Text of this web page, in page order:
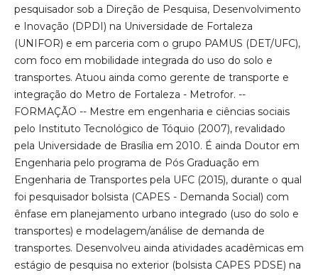
pesquisador sob a Direção de Pesquisa, Desenvolvimento
e Inovação (DPDI) na Universidade de Fortaleza
(UNIFOR) e em parceria com o grupo PAMUS (DET/UFC),
com foco em mobilidade integrada do uso do solo e
transportes. Atuou ainda como gerente de transporte e
integração do Metro de Fortaleza - Metrofor. --
FORMAÇÃO -- Mestre em engenharia e ciências sociais
pelo Instituto Tecnológico de Tóquio (2007), revalidado
pela Universidade de Brasília em 2010. É ainda Doutor em
Engenharia pelo programa de Pós Graduação em
Engenharia de Transportes pela UFC (2015), durante o qual
foi pesquisador bolsista (CAPES - Demanda Social) com
ênfase em planejamento urbano integrado (uso do solo e
transportes) e modelagem/análise de demanda de
transportes. Desenvolveu ainda atividades acadêmicas em
estágio de pesquisa no exterior (bolsista CAPES PDSE) na